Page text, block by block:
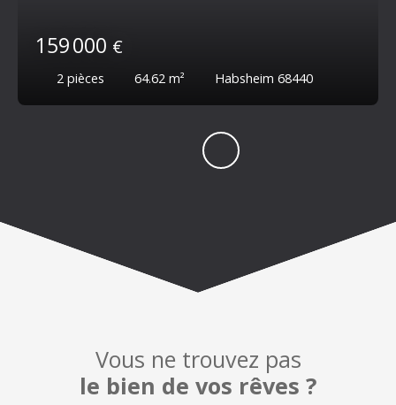
159 000 €
2 pièces 64.62 m² Habsheim 68440
Vous ne trouvez pas
le bien de vos rêves ?